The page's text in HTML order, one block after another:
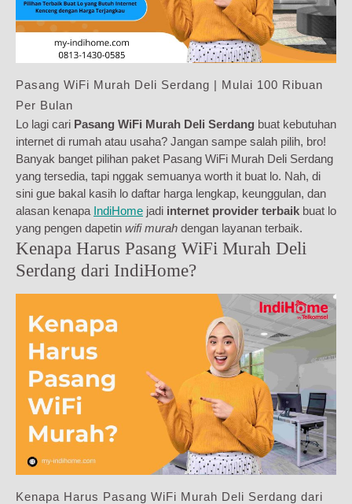
Pasang WiFi Murah Deli Serdang | Mulai 100 Ribuan
Per Bulan
Lo lagi cari Pasang WiFi Murah Deli Serdang buat kebutuhan
internet di rumah atau usaha? Jangan sampe salah pilih, bro!
Banyak banget pilihan paket Pasang WiFi Murah Deli Serdang
yang tersedia, tapi nggak semuanya worth it buat lo. Nah, di
sini gue bakal kasih lo daftar harga lengkap, keunggulan, dan
alasan kenapa IndiHome jadi internet provider terbaik buat lo
yang pengen dapetin wifi murah dengan layanan terbaik.
Kenapa Harus Pasang WiFi Murah Deli
Serdang dari IndiHome?
Kenapa Harus Pasang WiFi Murah Deli Serdang dari